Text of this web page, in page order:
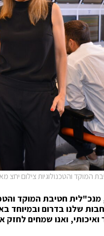
המוקד והטכנולוגיות צילום יחצ
מנכ"לית חטיבת המוקד
שלנו בדרום ובמיוחד
ואיכותי, ואנו שמחים